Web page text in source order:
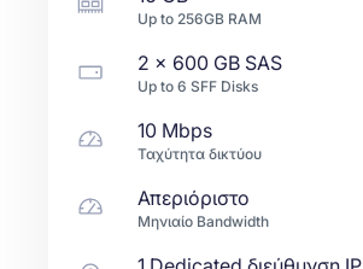
Up to 256GB RAM
2 x 600 GB SAS
Up to6 SFF Disks
10 Mbps
Ταχύτητα δικτύου
Απεριόριστο
Μηνιαίο Bandwidth